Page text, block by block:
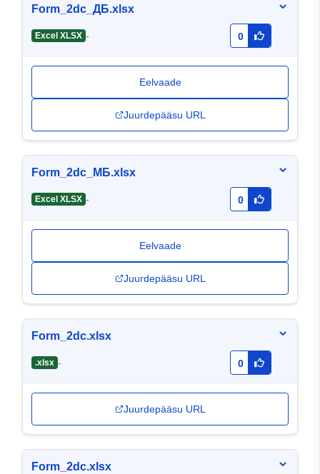
Form_2dc_ДБ.xlsx
Excel XLSX - 0
Eelvaade
Juurdepääsu URL
Form_2dc_МБ.xlsx
Excel XLSX - 0
Eelvaade
Juurdepääsu URL
Form_2dc.xlsx
.xlsx - 0
Juurdepääsu URL
Form_2dc.xlsx